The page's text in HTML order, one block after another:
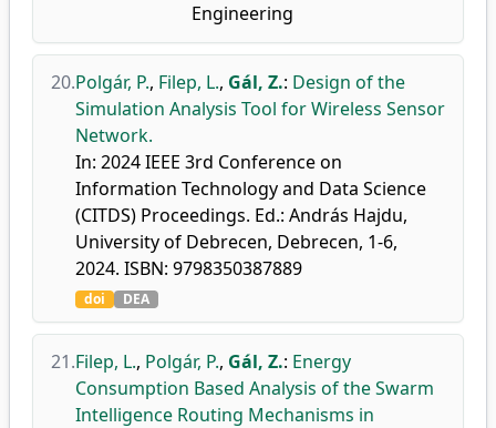
Engineering
20.Polgár, P., Filep, L., Gál, Z.: Design of the
Simulation Analysis Tool for Wireless Sensor
Network.
In: 2024 IEEE 3rd Conference on
Information Technology and Data Science
(CITDS) Proceedings. Ed.: András Hajdu,
University of Debrecen, Debrecen, 1-6,
2024. ISBN: 9798350387889
doi DEA
21.Filep, L., Polgár, P., Gál, Z.: Energy
Consumption Based Analysis of the Swarm
Intelligence Routing Mechanisms in